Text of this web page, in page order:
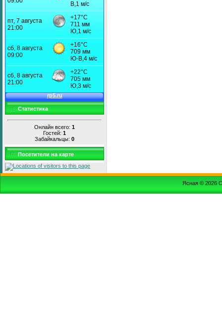
Статистика
Онлайн всего: 1
Гостей: 1
Забайкальцы: 0
Посетители на карте
Ясная © 2026